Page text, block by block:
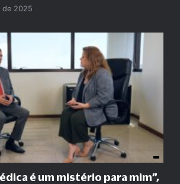
de 2025
é um mistério para mim”,